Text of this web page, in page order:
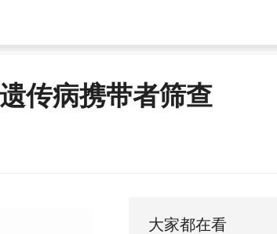
传病携带者筛查
大家都在看